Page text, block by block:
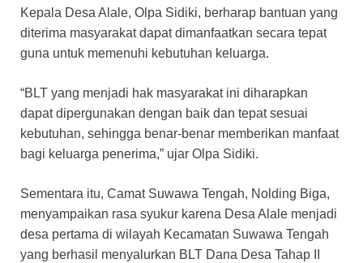
Kepala Desa Alale, Olpa Sidiki, berharap bantuan yang
diterima masyarakat dapat dimanfaatkan secara tepat
guna untuk memenuhi kebutuhan keluarga.
“BLT yang menjadi hak masyarakat ini diharapkan
dapat dipergunakan dengan baik dan tepat sesuai
kebutuhan, sehingga benar-benar memberikan manfaat
bagi keluarga penerima,” ujar Olpa Sidiki.
Sementara itu, Camat Suwawa Tengah, Nolding Biga,
menyampaikan rasa syukur karena Desa Alale menjadi
desa pertama di wilayah Kecamatan Suwawa Tengah
yang berhasil menyalurkan BLT Dana Desa Tahap II